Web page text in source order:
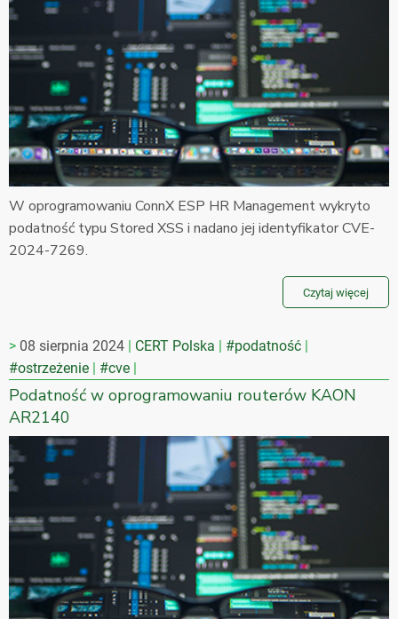
W oprogramowaniu ConnX ESP HR Management wykryto
podatność typu Stored XSS i nadano jej identyfikator CVE-
2024-7269.
Czytaj więcej
08 sierpnia 2024 CERT Polska
#podatność
#ostrzeżenie
#cve
Podatność w oprogramowaniu routerów KAON
AR2140